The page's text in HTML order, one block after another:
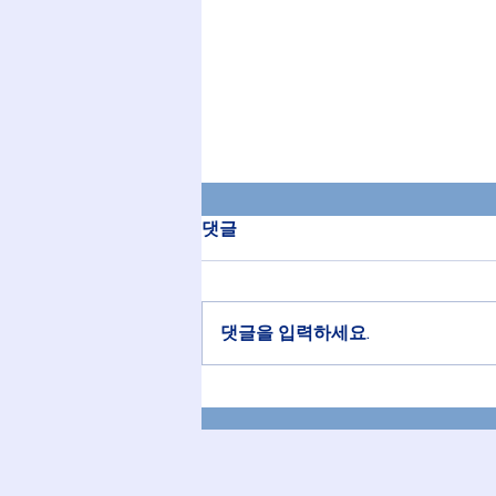
2026년 8월 2일 교회소식
할렐루야! 하나님께 영광과 찬송을
드립니다. 오늘은 성찬 주일입니다.
감사함으로 참여하십시다. 8월 특
별 새벽기도회가 8월 11(화)일
교 지역과 선교사님들을 위해 기도
하십시다. 벨리즈, 케냐, 미자립교
댓글
댓글을 입력하세요.